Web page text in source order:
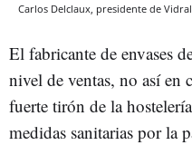
Carlos Delclaux, presidente de
El fabricante de envases
nivel de ventas, no así en
fuerte tirón de la
medidas sanitarias por la